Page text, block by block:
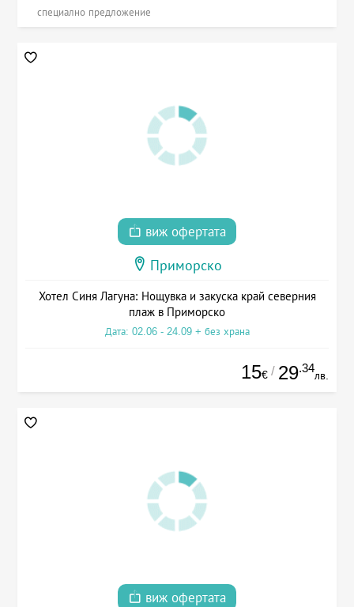
специално предложение
виж офертата
Приморско
Хотел Синя Лагуна: Нощувка и закуска край северния
плаж в Приморско
Дата: 02.06 - 24.09 + без храна
15€ / 29.34
лв.
виж офертата